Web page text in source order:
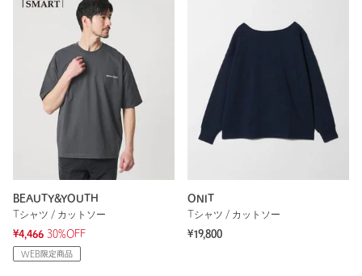
BEAUTY&YOUTH
Tシャツ / カットソー
¥4,466 30%OFF
WEB限定商品
ONIT
Tシャツ / カットソー
¥19,800